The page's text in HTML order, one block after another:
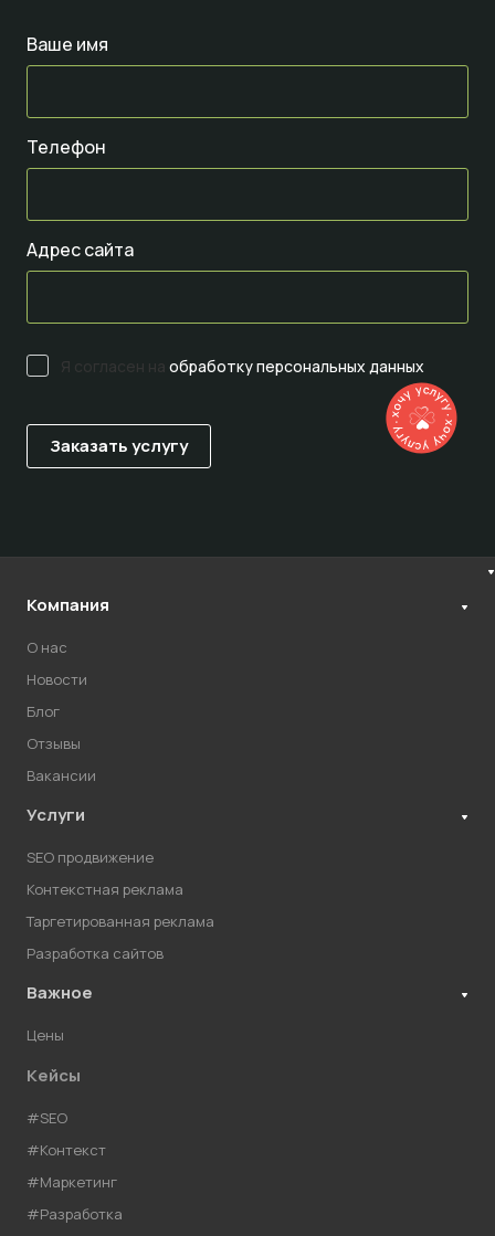
Ваше имя
Телефон
Адрес сайта
Я согласен на обработку персональных данных
Компания
О нас
Новости
Блог
Отзывы
Вакансии
Услуги
SEO продвижение
Контекстная реклама
Таргетированная реклама
Разработка сайтов
Важное
Цены
Кейсы
#SEO
#Контекст
#Маркетинг
#Разработка